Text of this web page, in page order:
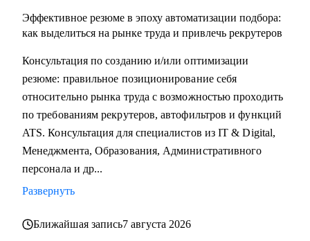
Про мой опыт:
Операционным директором после годового перерыва от
full-time занятости.
• Трижды проходила переквалификацию, имею высшее
медицинское образование, опыт в сфере информационной
безопасности (Wallarm), Edtech (Geekbrains, Яндекс
Практикум, QA Guru) и высшего образования (Сколтех).
• Регулярно прохожу обучение на коротких курсах, чтобы
глубже разбираться в профессиях, по которым
Эффективное резюме в эпоху автоматизации подбора:
как выделиться на рынке труда и привлечь рекрутеров
Консультация по созданию и/или оптимизации
резюме: правильное позиционирование себя
относительно рынка труда с возможностью проходить
по требованиям рекрутеров, автофильтров и функций
ATS. Консультация для специалистов из IT & Digital,
Менеджмента, Образования, Административного
персонала и др...
Развернуть
Ближайшая запись7 августа 2026